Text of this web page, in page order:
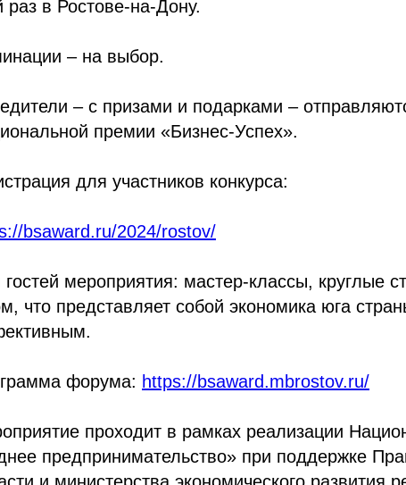
раз в Ростове-на-Дону.
– на выбор.
– с призами и подарками –
премии «Бизнес-Успех».
для участников конкурса:
bsaward.ru/2024/rostov/
мероприятия: мастер-классы, круглые
что представляет собой экономика юга
форума: https://bsaward.mbrostov.ru/
проходит в рамках реализации
предпринимательство» при поддержке